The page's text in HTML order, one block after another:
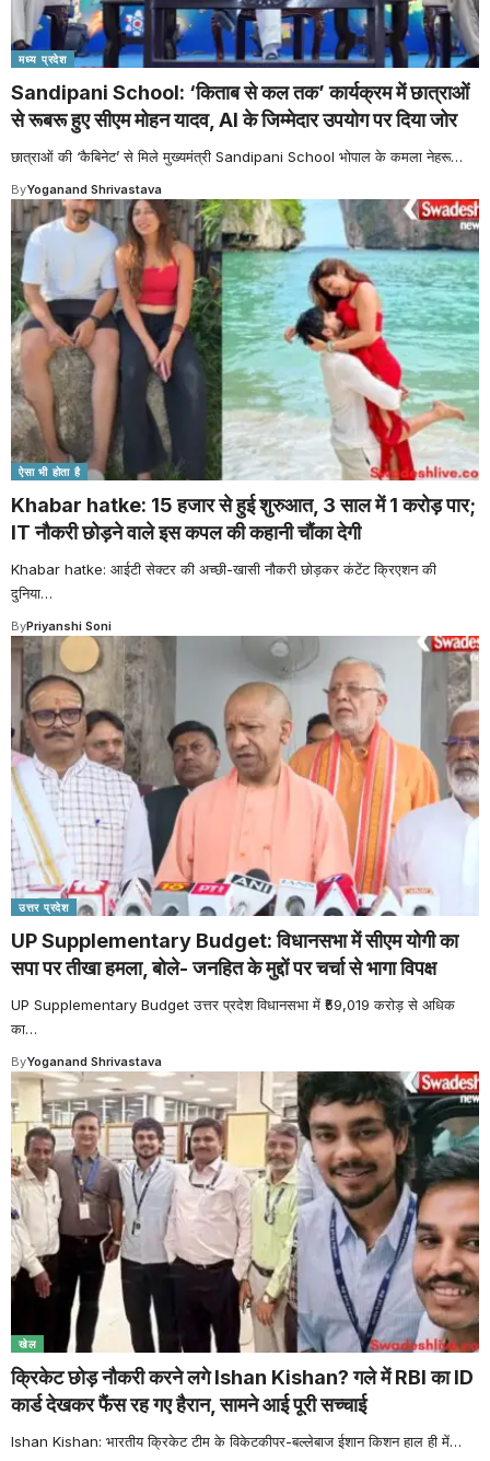
मध्य प्रदेश
Sandipani School: ‘किताब से कल तक’ कार्यक्रम में छात्राओं
से रूबरू हुए सीएम मोहन यादव, AI के जिम्मेदार उपयोग पर दिया जोर
छात्राओं की ‘कैबिनेट’ से मिले मुख्यमंत्री Sandipani School भोपाल के कमला नेहरू…
ByYoganand Shrivastava
ऐसा भी होता है
Khabar hatke: 15 हजार से हुई शुरुआत, 3 साल में 1 करोड़ पार;
IT नौकरी छोड़ने वाले इस कपल की कहानी चौंका देगी
Khabar hatke: आईटी सेक्टर की अच्छी-खासी नौकरी छोड़कर कंटेंट क्रिएशन की
दुनिया…
ByPriyanshi Soni
उत्तर प्रदेश
UP Supplementary Budget: विधानसभा में सीएम योगी का
सपा पर तीखा हमला, बोले- जनहित के मुद्दों पर चर्चा से भागा विपक्ष
UP Supplementary Budget उत्तर प्रदेश विधानसभा में ₹59,019 करोड़ से अधिक
का…
ByYoganand Shrivastava
खेल
क्रिकेट छोड़ नौकरी करने लगे Ishan Kishan? गले में RBI का ID
कार्ड देखकर फैंस रह गए हैरान, सामने आई पूरी सच्चाई
Ishan Kishan: भारतीय क्रिकेट टीम के विकेटकीपर-बल्लेबाज ईशान किशन हाल ही में…